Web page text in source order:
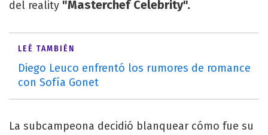
del reality "Masterchef Celebrity".
LEÉ TAMBIÉN
Diego Leuco enfrentó los rumores de romance
con Sofía Gonet
La subcampeona decidió blanquear cómo fue su